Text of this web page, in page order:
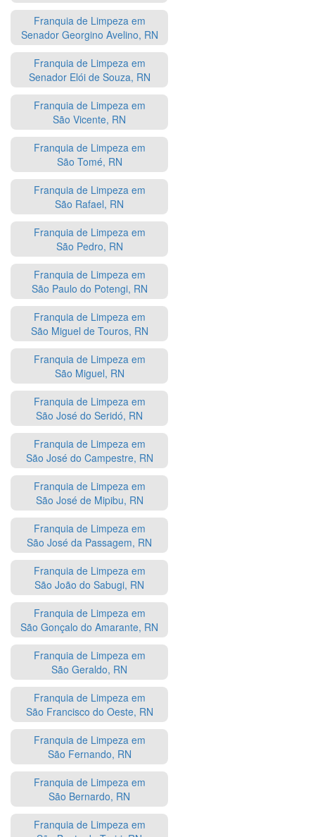
Franquia de Limpeza em
Senador Georgino Avelino, RN
Franquia de Limpeza em
Senador Elói de Souza, RN
Franquia de Limpeza em
São Vicente, RN
Franquia de Limpeza em
São Tomé, RN
Franquia de Limpeza em
São Rafael, RN
Franquia de Limpeza em
São Pedro, RN
Franquia de Limpeza em
São Paulo do Potengi, RN
Franquia de Limpeza em
São Miguel de Touros, RN
Franquia de Limpeza em
São Miguel, RN
Franquia de Limpeza em
São José do Seridó, RN
Franquia de Limpeza em
São José do Campestre, RN
Franquia de Limpeza em
São José de Mipibu, RN
Franquia de Limpeza em
São José da Passagem, RN
Franquia de Limpeza em
São João do Sabugi, RN
Franquia de Limpeza em
São Gonçalo do Amarante, RN
Franquia de Limpeza em
São Geraldo, RN
Franquia de Limpeza em
São Francisco do Oeste, RN
Franquia de Limpeza em
São Fernando, RN
Franquia de Limpeza em
São Bernardo, RN
Franquia de Limpeza em